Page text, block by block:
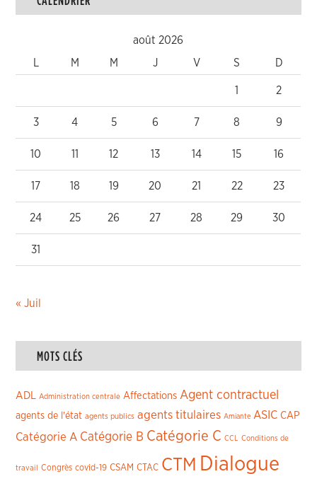
août 2026
M M J V S D
1 2
3 4 5 6 7 8 9
10 11 12 13 14 15 16
17 18 19 20 21 22 23
24 25 26 27 28 29 30
31
« Juil
MOTS CLÉS
ADL Administration centrale Affectations Agent contractuel
agents de l'état agents publics agents titulaires Amiante ASIC CAP
Catégorie A Catégorie B Catégorie C CCL Conditions de
travail Congrès covid-19 CSAM CTAC CTM Dialogue